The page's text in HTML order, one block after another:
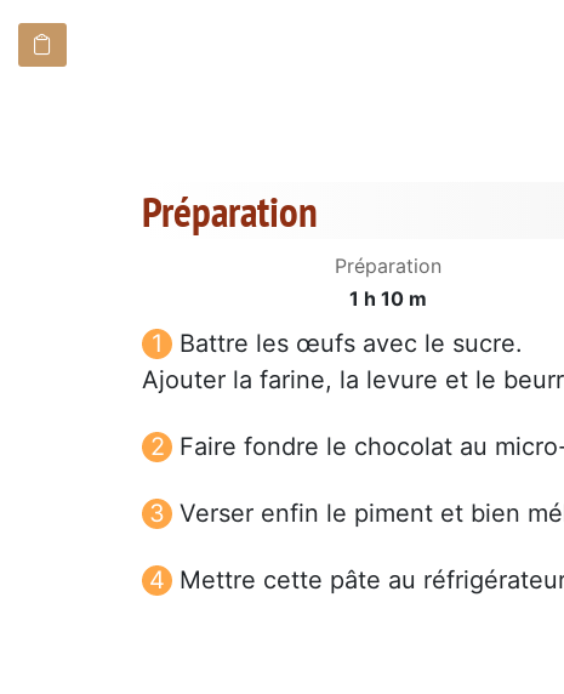
Préparation
Préparation
1 h 10 m
Battre les œufs avec le sucre.
Ajouter la farine, la levure et le
Faire fondre le chocolat au
Verser enfin le piment et bien
Mettre cette pâte au